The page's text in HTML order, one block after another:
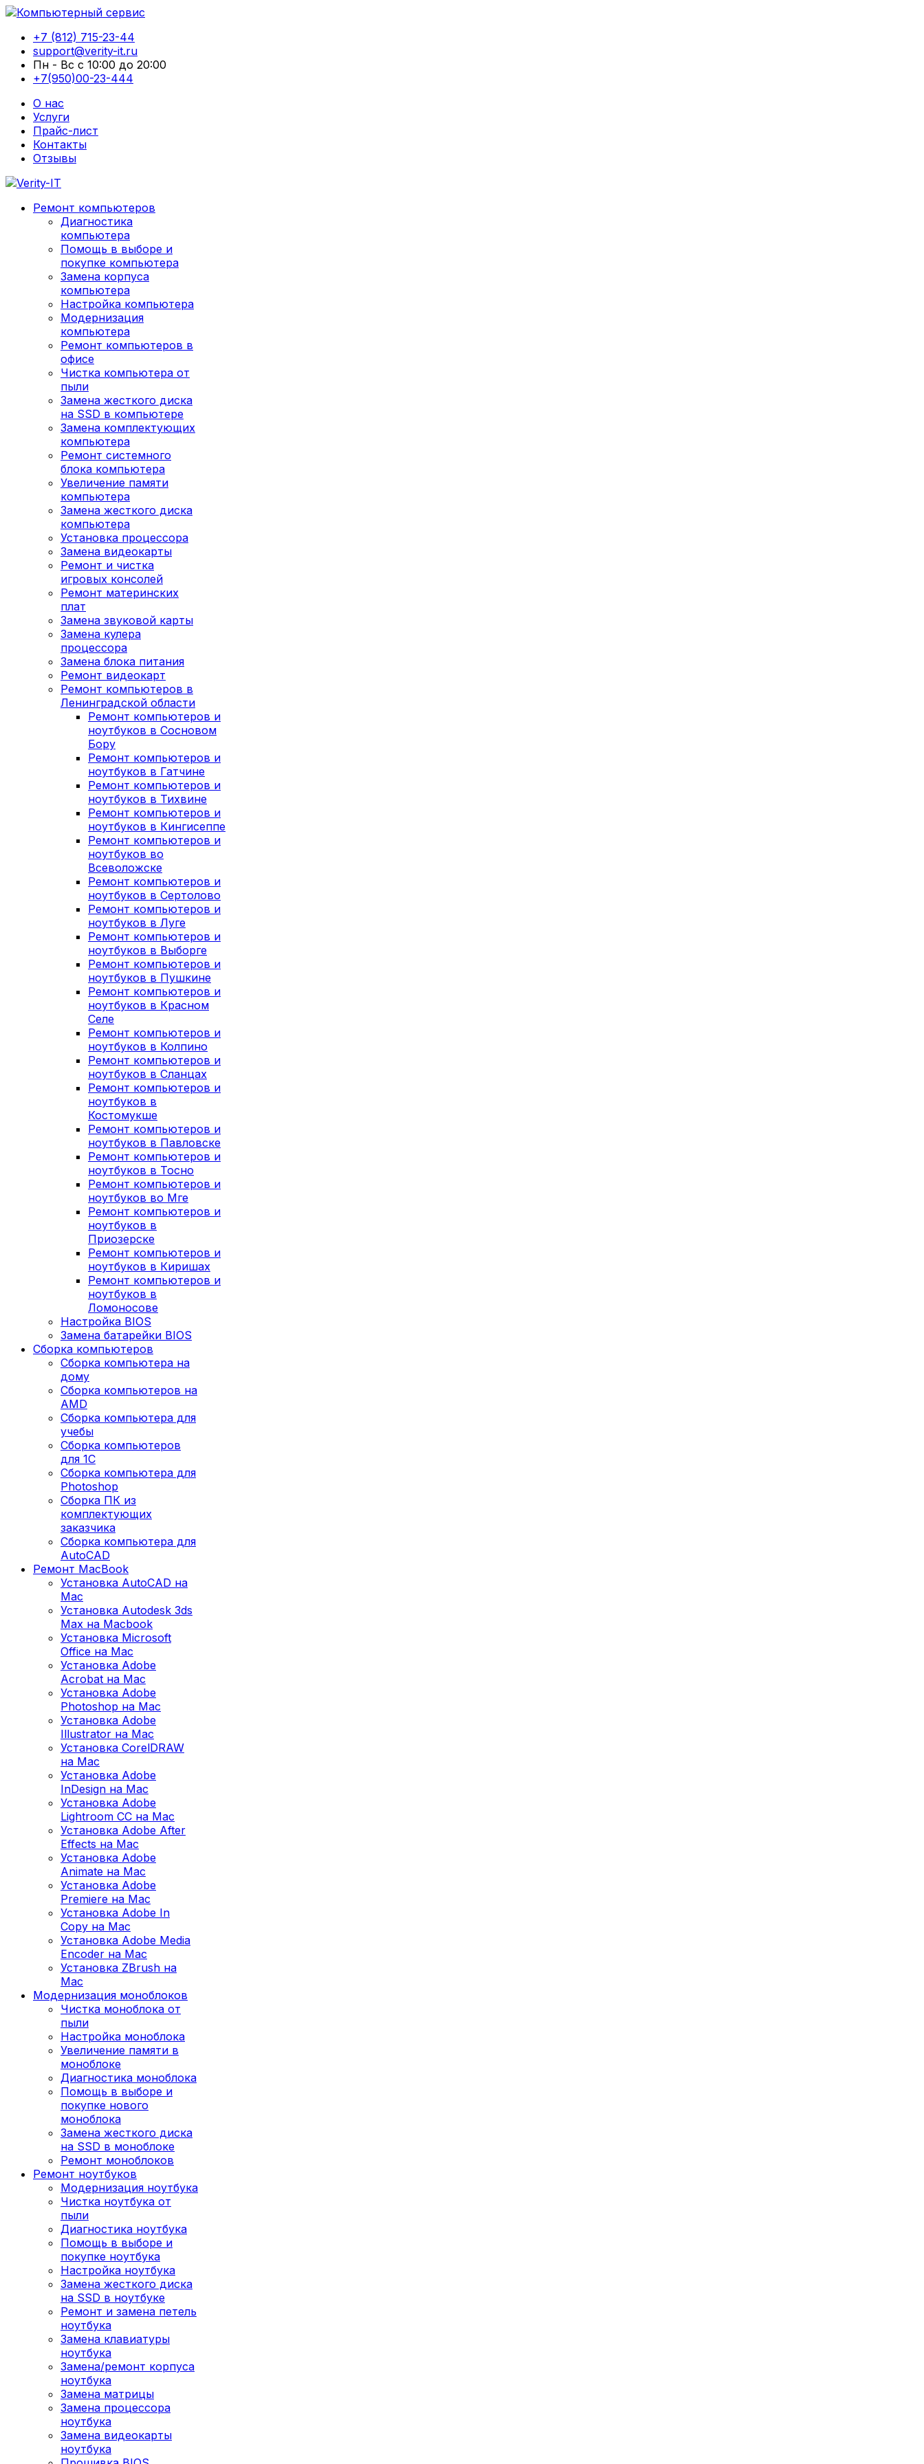
+7 (812) 715-23-44
support@verity-it.ru
Пн - Вс с 10:00 до 20:00
+7(950)00-23-444
О нас
Услуги
Прайс-лист
Контакты
Отзывы
Ремонт компьютеров
Диагностика
компьютера
Помощь в выборе и
покупке компьютера
Замена корпуса
компьютера
Настройка компьютера
Модернизация
компьютера
Ремонт компьютеров в
офисе
Чистка компьютера от
пыли
Замена жесткого диска
на SSD в компьютере
Замена комплектующих
компьютера
Ремонт системного
блока компьютера
Увеличение памяти
компьютера
Замена жесткого диска
компьютера
Установка процессора
Замена видеокарты
Ремонт и чистка
игровых консолей
Ремонт материнских
плат
Замена звуковой карты
Замена кулера
процессора
Замена блока питания
Ремонт видеокарт
Ремонт компьютеров в
Ленинградской области
Ремонт компьютеров и
ноутбуков в Сосновом
Бору
Ремонт компьютеров и
ноутбуков в Гатчине
Ремонт компьютеров и
ноутбуков в Тихвине
Ремонт компьютеров и
ноутбуков в Кингисеппе
Ремонт компьютеров и
ноутбуков во
Всеволожске
Ремонт компьютеров и
ноутбуков в Сертолово
Ремонт компьютеров и
ноутбуков в Луге
Ремонт компьютеров и
ноутбуков в Выборге
Ремонт компьютеров и
ноутбуков в Пушкине
Ремонт компьютеров и
ноутбуков в Красном
Селе
Ремонт компьютеров и
ноутбуков в Колпино
Ремонт компьютеров и
ноутбуков в Сланцах
Ремонт компьютеров и
ноутбуков в
Костомукше
Ремонт компьютеров и
ноутбуков в Павловске
Ремонт компьютеров и
ноутбуков в Тосно
Ремонт компьютеров и
ноутбуков во Мге
Ремонт компьютеров и
ноутбуков в
Приозерске
Ремонт компьютеров и
ноутбуков в Киришах
Ремонт компьютеров и
ноутбуков в
Ломоносове
Настройка BIOS
Замена батарейки BIOS
Сборка компьютеров
Сборка компьютера на
дому
Сборка компьютеров на
AMD
Сборка компьютера для
учебы
Сборка компьютеров
для 1С
Сборка компьютера для
Photoshop
Сборка ПК из
комплектующих
заказчика
Сборка компьютера для
AutoCAD
Ремонт MacBook
Установка AutoCAD на
Mac
Установка Autodesk 3ds
Max на Macbook
Установка Microsoft
Office на Mac
Установка Adobe
Acrobat на Mac
Установка Adobe
Photoshop на Mac
Установка Adobe
Illustrator на Mac
Установка CorelDRAW
на Mac
Установка Adobe
InDesign на Mac
Установка Adobe
Lightroom CC на Mac
Установка Adobe After
Effects на Mac
Установка Adobe
Animate на Mac
Установка Adobe
Premiere на Mac
Установка Adobe In
Copy на Mac
Установка Adobe Media
Encoder на Mac
Установка ZBrush на
Mac
Модернизация моноблоков
Чистка моноблока от
пыли
Настройка моноблока
Увеличение памяти в
моноблоке
Диагностика моноблока
Помощь в выборе и
покупке нового
моноблока
Замена жесткого диска
на SSD в моноблоке
Ремонт моноблоков
Ремонт ноутбуков
Модернизация ноутбука
Чистка ноутбука от
пыли
Диагностика ноутбука
Помощь в выборе и
покупке ноутбука
Настройка ноутбука
Замена жесткого диска
на SSD в ноутбуке
Ремонт и замена петель
ноутбука
Замена клавиатуры
ноутбука
Замена/ремонт корпуса
ноутбука
Замена матрицы
Замена процессора
ноутбука
Замена видеокарты
ноутбука